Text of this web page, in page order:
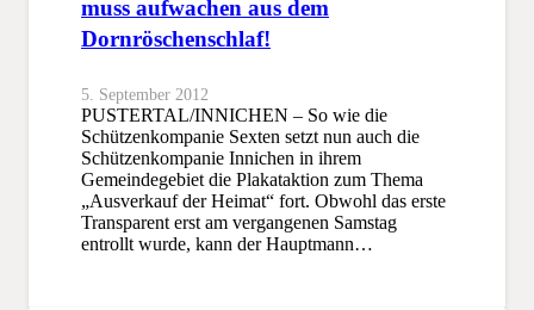
muss aufwachen aus dem
Dornröschenschlaf!
5. September 2012
PUSTERTAL/INNICHEN – So wie die
Schützenkompanie Sexten setzt nun auch die
Schützenkompanie Innichen in ihrem
Gemeindegebiet die Plakataktion zum Thema
„Ausverkauf der Heimat“ fort. Obwohl das erste
Transparent erst am vergangenen Samstag
entrollt wurde, kann der Hauptmann…